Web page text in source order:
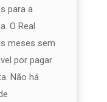
para a
O Real
meses sem
por pagar
Não há